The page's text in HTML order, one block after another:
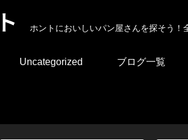
ホントにおいしいパン屋さんを探そう
Uncategorized ブログ一覧